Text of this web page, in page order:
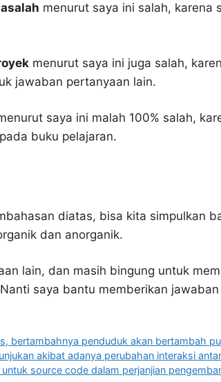
menurut saya ini salah, karena
menurut saya ini juga salah,
jawaban pertanyaan lain.
saya ini malah 100% salah,
buku pelajaran.
diatas, bisa kita simpulkan
dan anorganik.
lain, dan masih bingung untuk
saya bantu memberikan
bertambahnya penduduk akan bertambah
akibat adanya perubahan interaksi
source code dalam perjanjian